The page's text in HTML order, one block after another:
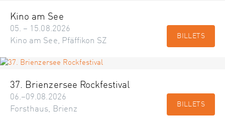
Kino am See
05. – 15.08.2026
Kino am See, Pfäffikon SZ
BILLETS
37. Brienzersee Rockfestival
06.–09.08.2026
Forsthaus, Brienz
BILLETS